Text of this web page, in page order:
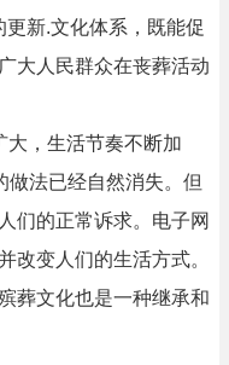
新.文化体系，既能促
大人民群众在丧葬活动
大，生活节奏不断加
做法已经自然消失。但
们的正常诉求。电子网
改变人们的生活方式。
葬文化也是一种继承和